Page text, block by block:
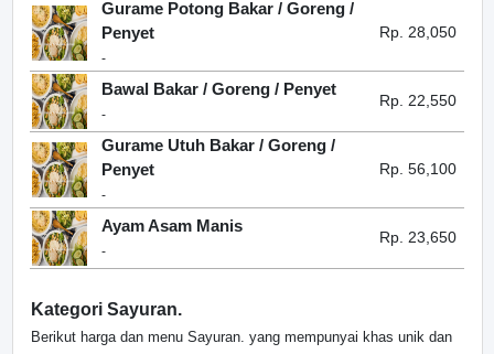
Gurame Potong Bakar / Goreng /
Penyet
-
Rp. 28,050
Bawal Bakar / Goreng / Penyet
-
Rp. 22,550
Gurame Utuh Bakar / Goreng /
Penyet
-
Rp. 56,100
Ayam Asam Manis
-
Rp. 23,650
Kategori Sayuran.
Berikut harga dan menu Sayuran. yang mempunyai khas unik dan